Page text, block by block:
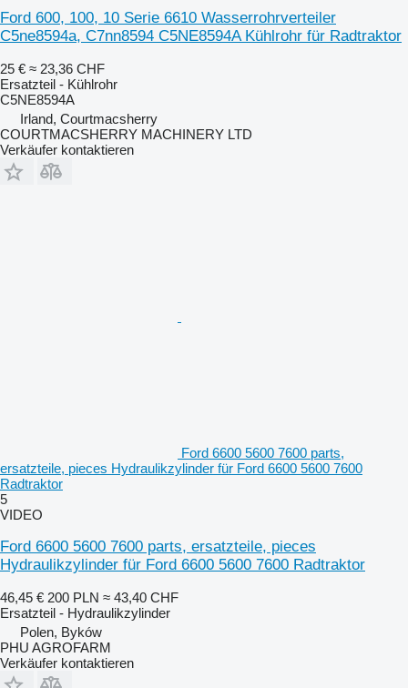
Ford 600, 100, 10 Serie 6610 Wasserrohrverteiler
C5ne8594a, C7nn8594 C5NE8594A Kühlrohr für Radtraktor
25 € ≈ 23,36 CHF
Ersatzteil - Kühlrohr
C5NE8594A
Irland, Courtmacsherry
COURTMACSHERRY MACHINERY LTD
Verkäufer kontaktieren
Ford 6600 5600 7600 parts,
ersatzteile, pieces Hydraulikzylinder für Ford 6600 5600 7600
Radtraktor
5
VIDEO
Ford 6600 5600 7600 parts, ersatzteile, pieces
Hydraulikzylinder für Ford 6600 5600 7600 Radtraktor
46,45 € 200 PLN ≈ 43,40 CHF
Ersatzteil - Hydraulikzylinder
Polen, Byków
PHU AGROFARM
Verkäufer kontaktieren